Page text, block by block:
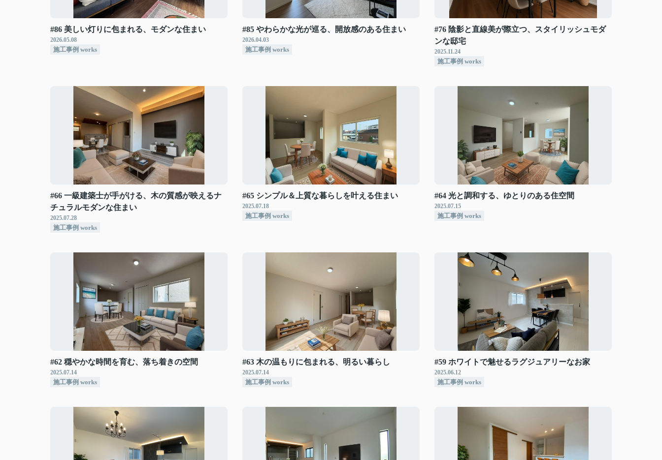
#86 美しい灯りに包まれる、モダンな住まい
2026.05.08
施工事例 works
#85 やわらかな光が巡る、開放感のある住まい
2026.04.03
施工事例 works
#76 陰影と直線美が際立つ、スタイリッシュモダ
ンな邸宅
2025.11.24
施工事例 works
#66 一級建築士が手がける、木の質感が映えるナ
チュラルモダンな住まい
2025.07.28
施工事例 works
#65 シンプル＆上質な暮らしを叶える住まい
2025.07.18
施工事例 works
#64 光と調和する、ゆとりのある住空間
2025.07.15
施工事例 works
#62 穏やかな時間を育む、落ち着きの空間
2025.07.14
施工事例 works
#63 木の温もりに包まれる、明るい暮らし
2025.07.14
施工事例 works
#59 ホワイトで魅せるラグジュアリーなお家
2025.06.12
施工事例 works